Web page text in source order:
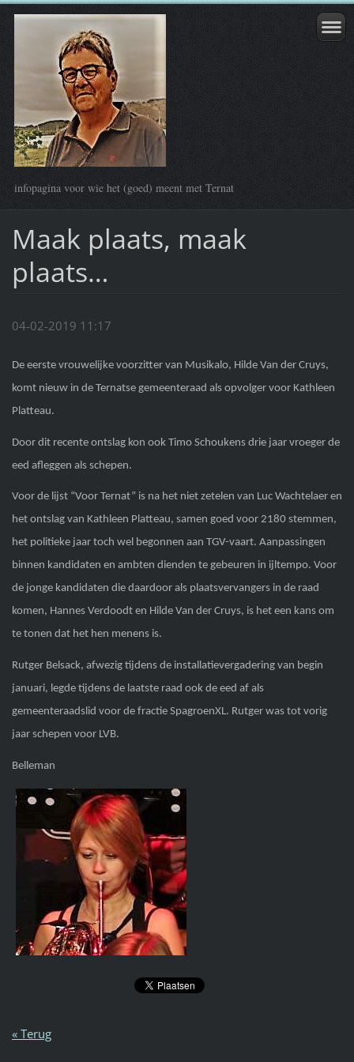
infopagina voor wie het (goed) meent met Ternat
Maak plaats, maak
plaats…
04-02-2019 11:17
De eerste vrouwelijke voorzitter van Musikalo, Hilde Van der Cruys,
komt nieuw in de Ternatse gemeenteraad als opvolger voor Kathleen
Platteau.
Door dit recente ontslag kon ook Timo Schoukens drie jaar vroeger de
eed afleggen als schepen.
Voor de lijst “Voor Ternat” is na het niet zetelen van Luc Wachtelaer en
het ontslag van Kathleen Platteau, samen goed voor 2180 stemmen,
het politieke jaar toch wel begonnen aan TGV-vaart. Aanpassingen
binnen kandidaten en ambten dienden te gebeuren in ijltempo. Voor
de jonge kandidaten die daardoor als plaatsvervangers in de raad
komen, Hannes Verdoodt en Hilde Van der Cruys, is het een kans om
te tonen dat het hen menens is.
Rutger Belsack, afwezig tijdens de installatievergadering van begin
januari, legde tijdens de laatste raad ook de eed af als
gemeenteraadslid voor de fractie SpagroenXL. Rutger was tot vorig
jaar schepen voor LVB.
Belleman
« Terug